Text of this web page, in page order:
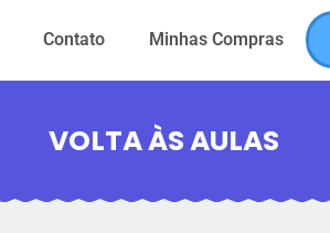
Contato Minhas Compras
VOLTA ÀS AULAS